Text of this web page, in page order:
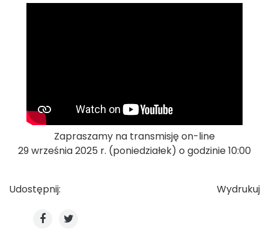
Zapraszamy na transmisję on-line
29 września 2025 r. (poniedziałek) o godzinie 10:00
Udostępnij: Wydrukuj